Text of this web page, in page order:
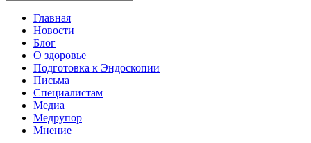
Главная
Новости
Блог
О здоровье
Подготовка к Эндоскопии
Письма
Специалистам
Медиа
Медрупор
Мнение